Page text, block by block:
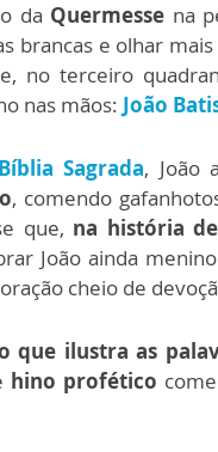
da Quermesse na
brancas e olhar
no terceiro
nas mãos: João
Bíblia Sagrada, João
, comendo
que, na história
João ainda
cheio de
que ilustra as
hino profético